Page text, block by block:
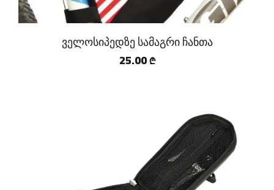
ველოსიპედზე სამაგრი ჩანთა
25.00 ₾